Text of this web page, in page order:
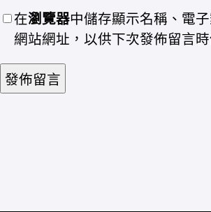
在瀏覽器中儲存顯示名稱、電
網站網址，以供下次發佈留言時